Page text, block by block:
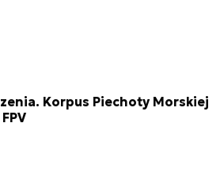
Korpus Piechoty Morskiej